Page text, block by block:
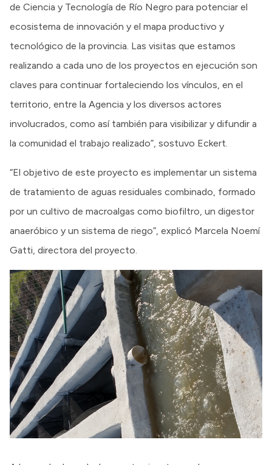
de Ciencia y Tecnología de Río Negro para potenciar el
ecosistema de innovación y el mapa productivo y
tecnológico de la provincia. Las visitas que estamos
realizando a cada uno de los proyectos en ejecución son
claves para continuar fortaleciendo los vínculos, en el
territorio, entre la Agencia y los diversos actores
involucrados, como así también para visibilizar y difundir a
la comunidad el trabajo realizado”, sostuvo Eckert.
“El objetivo de este proyecto es implementar un sistema
de tratamiento de aguas residuales combinado, formado
por un cultivo de macroalgas como biofiltro, un digestor
anaeróbico y un sistema de riego”, explicó Marcela Noemí
Gatti, directora del proyecto.